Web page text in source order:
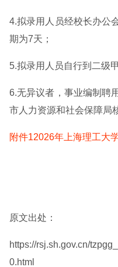
4.拟录用人员经校长办公
期为7天；
5.拟录用人员自行到二级
6.无异议者，事业编制聘
市人力资源和社会保障局
附件12026年上海理工大
原文出处：
https://rsj.sh.gov.cn/
0.html